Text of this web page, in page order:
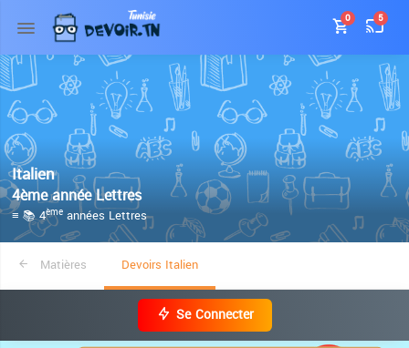
0 5
Italien
4ème année Lettres
≡ 📚 4ème années Lettres
Matières Devoirs Italien
Se Connecter